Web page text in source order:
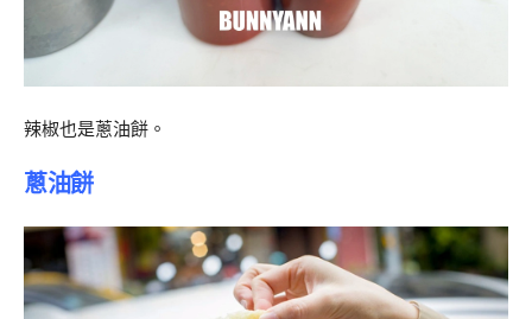
辣椒也是蔥油餅。
蔥油餅